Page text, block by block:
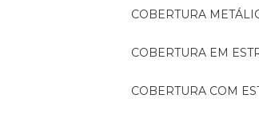
COBERTURA
COBERTURA EM
COBERTURA COM